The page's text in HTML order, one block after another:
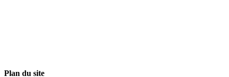
Plan du site